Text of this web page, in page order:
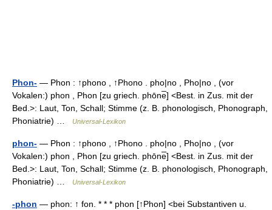
Phon- — Phon : ↑phono , ↑Phono . pho|no , Pho|no , (vor
Vokalen:) phon , Phon [zu griech. phōne̅] <Best. in Zus. mit der
Bed.>: Laut, Ton, Schall; Stimme (z. B. phonologisch, Phonograph,
Phoniatrie) …
Universal-Lexikon
phon- — Phon : ↑phono , ↑Phono . pho|no , Pho|no , (vor
Vokalen:) phon , Phon [zu griech. phōne̅] <Best. in Zus. mit der
Bed.>: Laut, Ton, Schall; Stimme (z. B. phonologisch, Phonograph,
Phoniatrie) …
Universal-Lexikon
-phon — phon: ↑ fon. * * * phon [↑Phon] <bei Substantiven u.